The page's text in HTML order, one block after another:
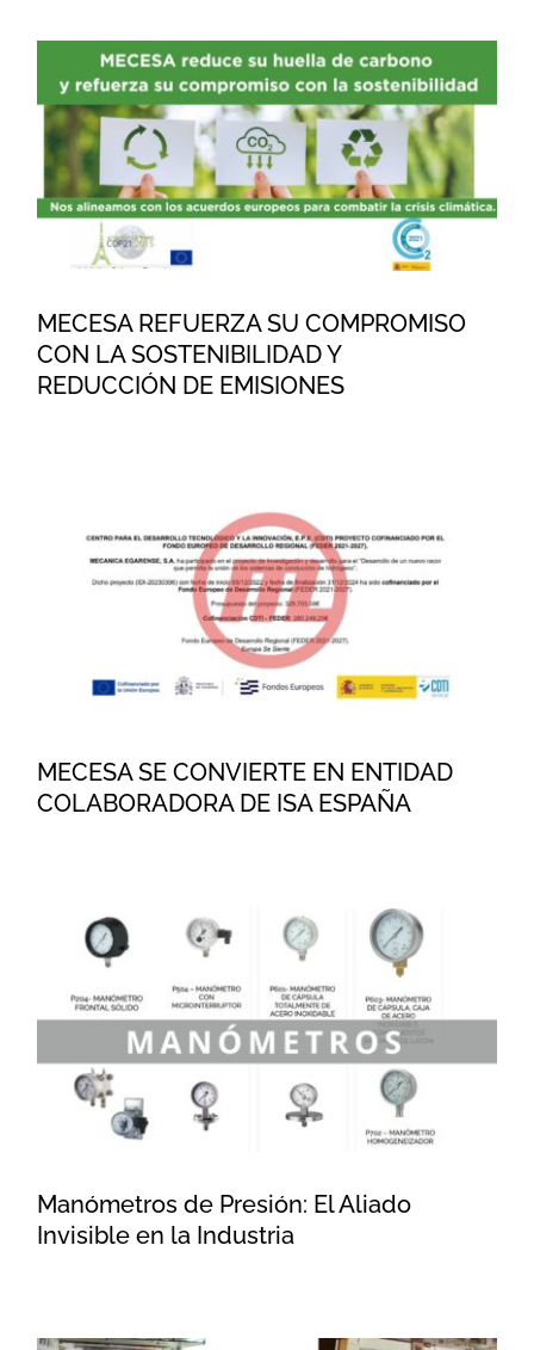
MECESA REFUERZA SU
COMPROMISO CON LA
SOSTENIBILIDAD Y
REDUCCIÓN DE EMISIONES
MECESA REFUERZA SU COMPROMISO
CON LA SOSTENIBILIDAD Y
REDUCCIÓN DE EMISIONES
MECESA SE CONVIERTE EN
ENTIDAD COLABORADORA DE
ISA ESPAÑA
MECESA SE CONVIERTE EN ENTIDAD
COLABORADORA DE ISA ESPAÑA
Manómetros de Presión: El
Aliado Invisible en la Industria
Manómetros de Presión: El Aliado
Invisible en la Industria